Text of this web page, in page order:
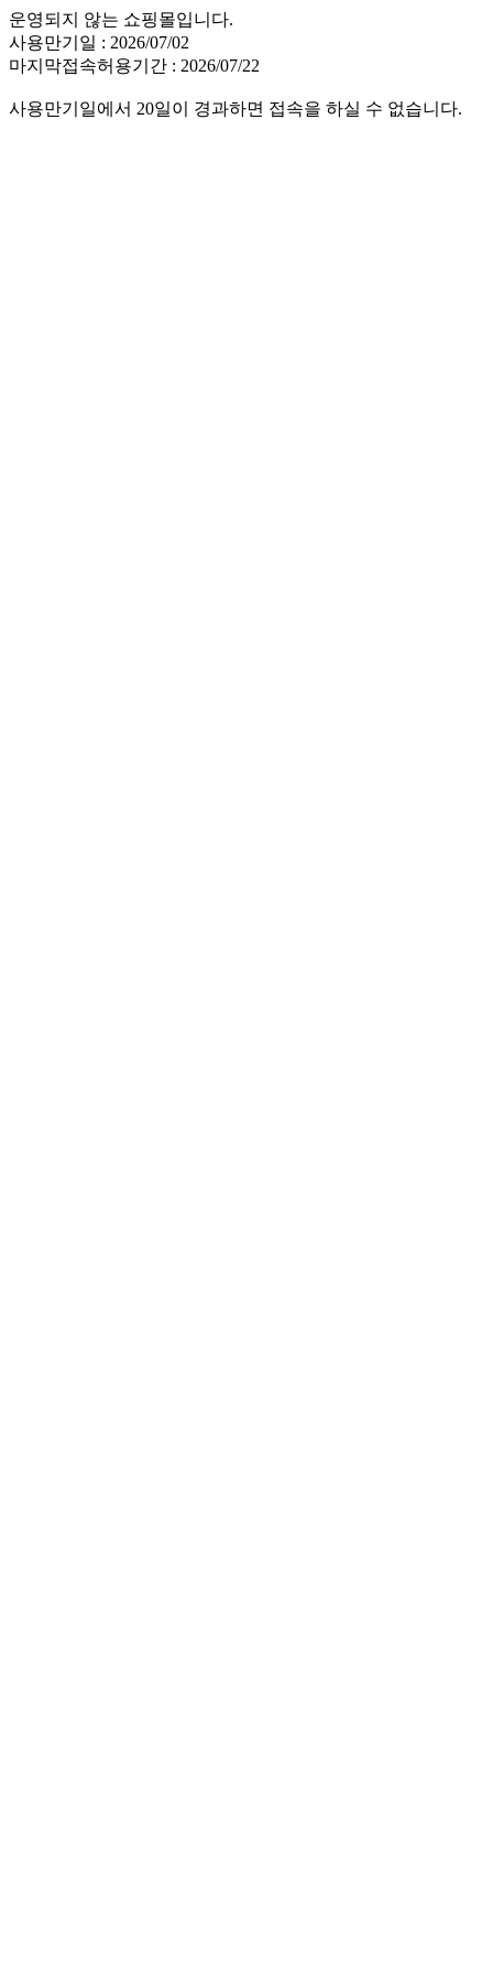
운영되지 않는 쇼핑몰입니다.
사용만기일 : 2026/07/02
마지막접속허용기간 : 2026/07/22
사용만기일에서 20일이 경과하면 접속을 하실 수 없습니다.